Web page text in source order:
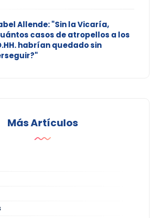
Allende: "Sin la Vicaría,
casos de atropellos a los
habrían quedado sin
Más Artículos